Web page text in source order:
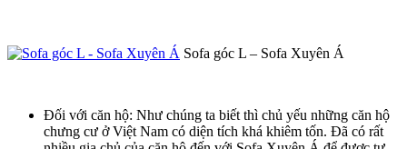
Sofa góc L – Sofa Xuyên Á
Đối với căn hộ: Như chúng ta biết thì chủ yếu những căn hộ
chưng cư ở Việt Nam có diện tích khá khiêm tốn. Đã có rất